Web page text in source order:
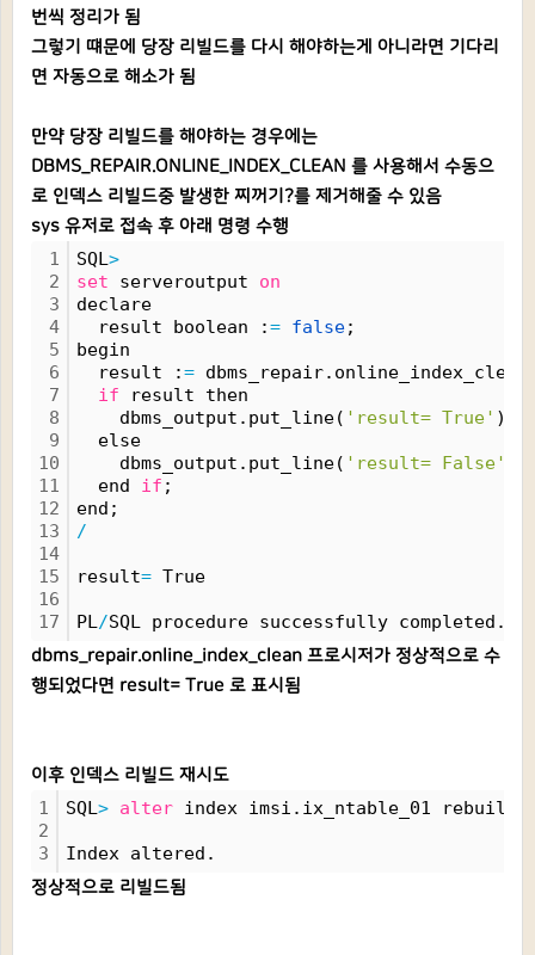
번씩 정리가 됨
그렇기 떄문에 당장 리빌드를 다시 해야하는게 아니라면 기다리
면 자동으로 해소가 됨
만약 당장 리빌드를 해야하는 경우에는
DBMS_REPAIR.ONLINE_INDEX_CLEAN 를 사용해서 수동으
로 인덱스 리빌드중 발생한 찌꺼기?를 제거해줄 수 있음
sys 유저로 접속 후 아래 명령 수행
1
2
3
4
5
6
7
8
9
10
11
12
13
14
15
16
17
SQL>
set serveroutput on
declare
result boolean := false;
begin
result :=
if result then
dbms_output.put_line( 'result= True' );
else
dbms_output.put_line( 'result= False'
end if ;
end;
/
result= True
PL/SQL procedure successfully completed.
dbms_repair.online_index_clean 프로시저가 정상적으로 수
행되었다면 result= True 로 표시됨
이후 인덱스 리빌드 재시도
1
2
3
SQL> alter index imsi.ix_ntable_01 rebuild
Index altered.
정상적으로 리빌드됨